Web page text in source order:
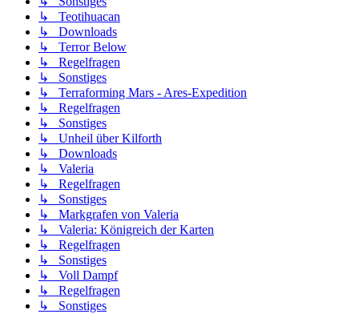
↳ Teotihuacan
↳ Downloads
↳ Terror Below
↳ Regelfragen
↳ Sonstiges
↳ Terraforming Mars - Ares-Expedition
↳ Regelfragen
↳ Sonstiges
↳ Unheil über Kilforth
↳ Downloads
↳ Valeria
↳ Regelfragen
↳ Sonstiges
↳ Markgrafen von Valeria
↳ Valeria: Königreich der Karten
↳ Regelfragen
↳ Sonstiges
↳ Voll Dampf
↳ Regelfragen
↳ Sonstiges